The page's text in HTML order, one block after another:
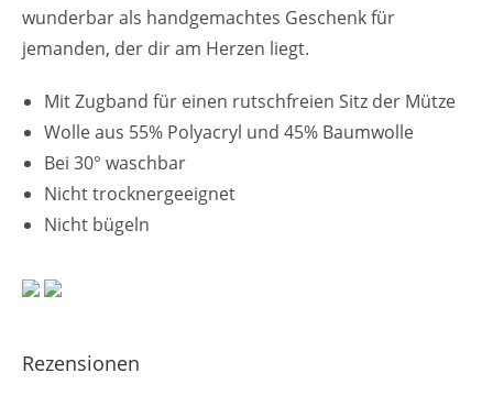
wunderbar als handgemachtes Geschenk für
jemanden, der dir am Herzen liegt.
Mit Zugband für einen rutschfreien Sitz der Mütze
Wolle aus 55% Polyacryl und 45% Baumwolle
Bei 30° waschbar
Nicht trocknergeeignet
Nicht bügeln
Rezensionen